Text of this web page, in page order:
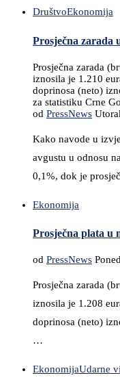
DruštvoEkonomija
Prosječna zarada
Prosječna zarada
iznosila je 1.210
doprinosa (neto)
za statistiku Crne
od PressNews
Kako navode u
avgustu u odnosu
0,1%, dok je
Ekonomija
Prosječna plata u
od PressNews
Prosječna zarada
iznosila je 1.208
doprinosa (neto)
…
EkonomijaUdarne